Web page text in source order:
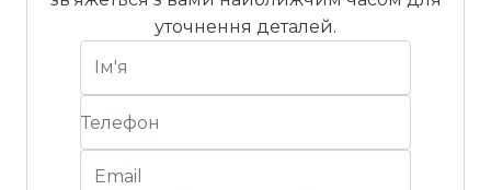
уточнення деталей.